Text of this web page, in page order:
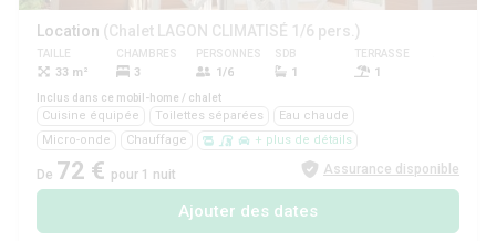
Location (Chalet LAGON CLIMATISÉ 1/6 pers.)
TAILLE
33 m²
CHAMBRES
3
PERSONNES
1/6
SDB
1
TERRASSE
1
Inclus dans ce mobil-home / chalet
Cuisine équipée Toilettes séparées
Eau chaude
Micro-onde
Chauffage + plus de détails
De 72 € pour 1 nuit Assurance disponible
Ajouter des dates